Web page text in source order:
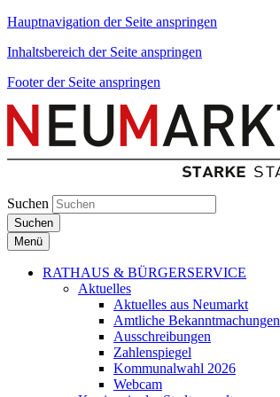
Hauptnavigation der Seite anspringen
Inhaltsbereich der Seite anspringen
Footer der Seite anspringen
Suchen
Suchen
Menü
RATHAUS & BÜRGERSERVICE
Aktuelles
Aktuelles aus Neumarkt
Amtliche Bekanntmachungen
Ausschreibungen
Zahlenspiegel
Kommunalwahl 2026
Webcam